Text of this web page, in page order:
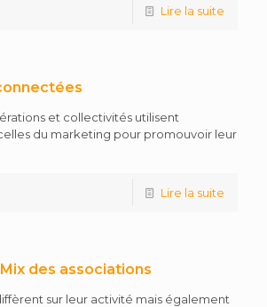
Lire la suite
et collectivités utilisent
du marketing pour promouvoir leur
Lire la suite
des associations
sur leur activité mais également